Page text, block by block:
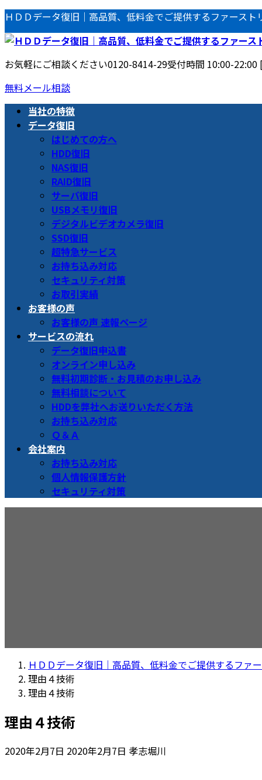
コ
ン
テ
ン
ツ
へ
ス
ナ
ビ
ゲ
ー
シ
ョ
ン
ＨＤＤデータ復旧｜高品質、低料金でご提供するファースト
お気軽にご相談ください0120-8414-29受付時間 10:00-22:00
無料メール相談
当社の特徴
データ復旧
はじめての方へ
HDD復旧
NAS復旧
RAID復旧
サーバ復旧
USBメモリ復旧
デジタルビデオカメラ復旧
SSD復旧
超特急サービス
お持ち込み対応
セキュリティ対策
お取引実績
お客様の声
お客様の声 速報ページ
サービスの流れ
データ復旧申込書
オンライン申し込み
無料初期診断・お見積のお申し込み
無料相談について
HDDを弊社へお送りいただく方法
お持ち込み対応
Ｑ＆Ａ
会社案内
お持ち込み対応
個人情報保護方針
セキュリティ対策
ＨＤＤデータ復旧｜高品質、低料金でご提供するファ
理由４技術
理由４技術
理由４技術
2020年2月7日 最
2020年2月7日 孝志堀川